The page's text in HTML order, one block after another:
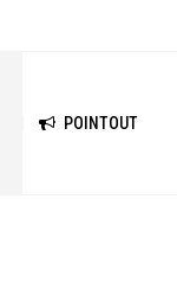
POINTOUT